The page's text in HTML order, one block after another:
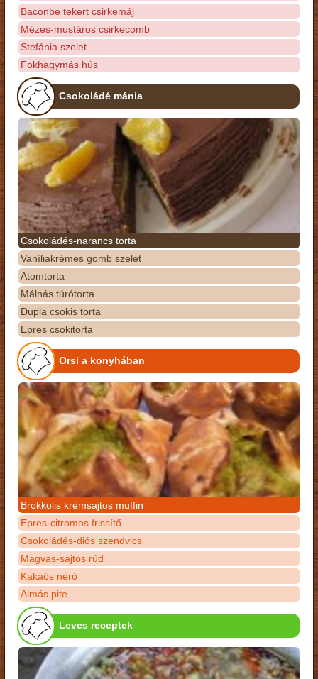
Baconbe tekert csirkemáj
Mézes-mustáros csirkecomb
Stefánia szelet
Fokhagymás hús
Csokoládé mánia
Csokoládés-narancs torta
Vaníliakrémes gomb szelet
Atomtorta
Málnás túrótorta
Dupla csokis torta
Epres csokitorta
Orsi a konyhában
Brokkolis krémsajtos muffin
Epres-citromos frissítő
Csokoládés-diós szendvics
Magvas-sajtos rúd
Kakaós néró
Almás pite
Leves receptek